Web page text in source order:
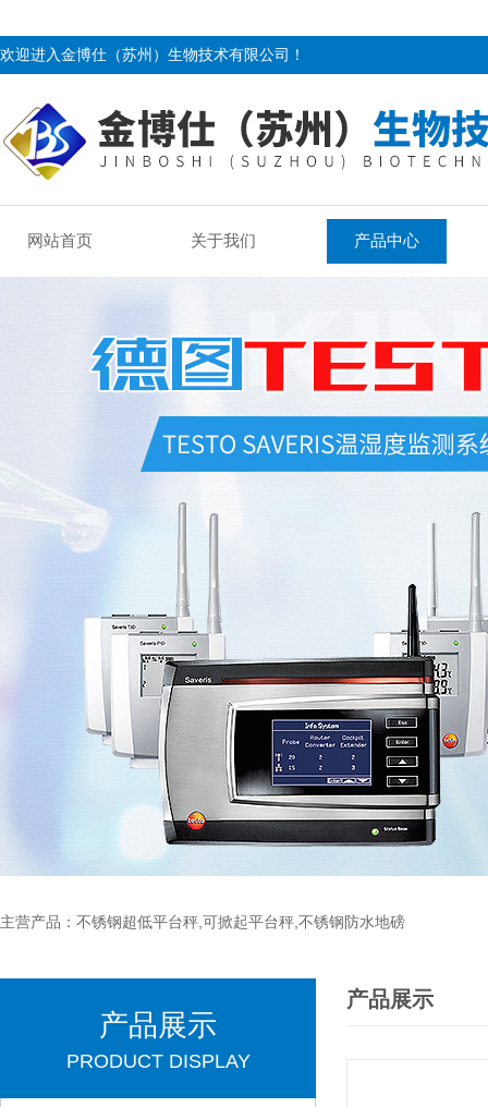
欢迎进入金博仕（苏州）生物技术有限公司！
网站首页 关于我们 产品中心
主营产品：不锈钢超低平台秤,可掀起平台秤,不锈钢防水地磅
产品展示
PRODUCT DISPLAY
产品展示